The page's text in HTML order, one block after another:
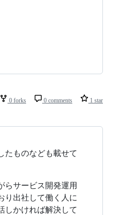
0 forks 0 comments 1 star
たものなども載せて
らサービス開発運用
り出社して働く人に
しかければ解決して